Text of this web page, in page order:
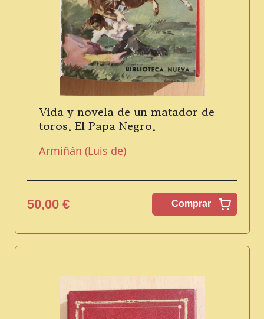
Vida y novela de un matador de
toros. El Papa Negro.
Armiñán (Luis de)
50,00 € Comprar